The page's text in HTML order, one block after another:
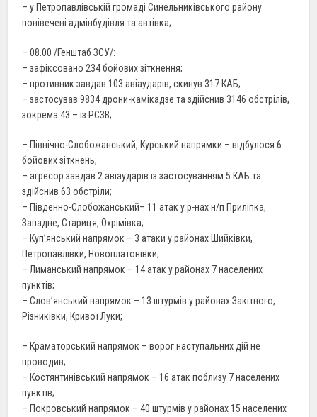
– у Петропавлівській громаді Синельниківського району
понівечені адмінбудівля та автівка;
– 08.00 /Генштаб ЗСУ/:
– зафіксовано 234 бойових зіткнення;
– противник завдав 103 авіаударів, скинув 317 КАБ;
– застосував 9834 дрони-камікадзе та здійснив 3146 обстрілів,
зокрема 43 – із РСЗВ;
– Північно-Слобожанський, Курський напрямки – відбулося 6
бойових зіткнень;
– агресор завдав 2 авіаударів із застосуванням 5 КАБ та
здійснив 63 обстріли;
– Південно-Слобожанський– 11 атак у р-нах н/п Приліпка,
Западне, Стариця, Охрімівка;
– Куп’янський напрямок – 3 атаки у районах Шийківки,
Петропавлівки, Новоплатонівки;
– Лиманський напрямок – 14 атак у районах 7 населених
пунктів;
– Слов’янський напрямок – 13 штурмів у районах Закітного,
Різниківки, Кривої Луки;
– Краматорський напрямок – ворог наступальних дій не
проводив;
– Костянтинівський напрямок – 16 атак поблизу 7 населених
пунктів;
– Покровський напрямок – 40 штурмів у районах 15 населених